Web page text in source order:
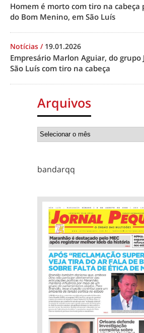
Homem é morto com tiro na cabeça
do Bom Menino, em São Luís
Notícias / 19.01.2026
Empresário Marlon Aguiar, do grupo
São Luís com tiro na cabeça
Arquivos
bandarqq